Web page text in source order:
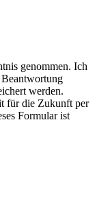
genommen. Ich
werden.
für die Zukunft per
Formular ist